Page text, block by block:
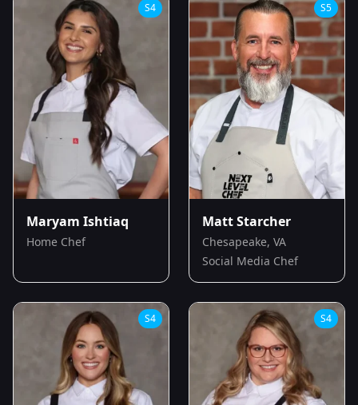
S4
Maryam Ishtiaq
Home Chef
S5
Matt Starcher
Chesapeake, VA
Social Media Chef
S4 S4